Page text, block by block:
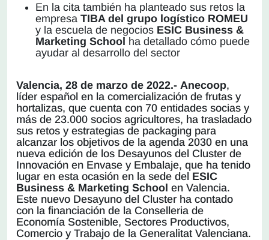
En la cita también ha planteado sus retos la
empresa TIBA del grupo logístico ROMEU
y la escuela de negocios ESIC Business &
Marketing School ha detallado cómo puede
ayudar al desarrollo del sector
Valencia, 28 de marzo de 2022.- Anecoop,
líder español en la comercialización de frutas y
hortalizas, que cuenta con 70 entidades socias y
más de 23.000 socios agricultores, ha trasladado
sus retos y estrategias de packaging para
alcanzar los objetivos de la agenda 2030 en una
nueva edición de los Desayunos del Cluster de
Innovación en Envase y Embalaje, que ha tenido
lugar en esta ocasión en la sede del ESIC
Business & Marketing School en Valencia.
Este nuevo Desayuno del Cluster ha contado
con la financiación de la Conselleria de
Economía Sostenible, Sectores Productivos,
Comercio y Trabajo de la Generalitat Valenciana.